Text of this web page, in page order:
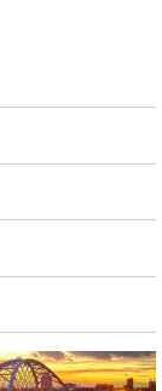
GNI Hàn Quốc cho